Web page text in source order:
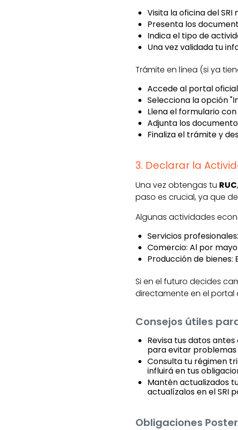
Visita la oficina del
Presenta los
Indica el tipo de
Una vez validada tu
Trámite en línea (si ya
Accede al portal oficial
Selecciona la opción
Llena el formulario
Adjunta los
Finaliza el trámite y
3. Declarar la
Una vez obtengas tu RUC
paso es crucial, ya que
Algunas actividades
Servicios
Comercio: Al por
Producción de
Si en el futuro decides
directamente en el portal
Consejos útiles
Revisa tus datos
para evitar problemas
Consulta tu régimen
influirá en tus
Mantén actualizados
actualízalos en el SRI
Obligaciones